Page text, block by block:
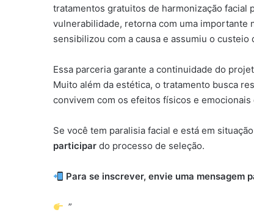
tratamentos gratuitos de harmonização facial
vulnerabilidade, retorna com uma importante
sensibilizou com a causa e assumiu o custeio
Essa parceria garante a continuidade do
Muito além da estética, o tratamento busca
convivem com os efeitos físicos e emocionais
Se você tem paralisia facial e está em
participar do processo de seleção.
Para se inscrever, envie uma mensagem
”